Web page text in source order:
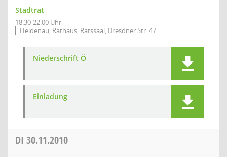
Stadtrat
18:30-22:00 Uhr
Heidenau, Rathaus, Ratssaal, Dresdner Str. 47
Niederschrift Ö
Einladung
DI 30.11.2010